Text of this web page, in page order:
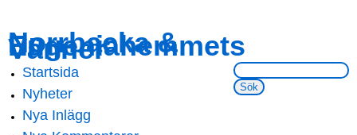
main
content
navigation
Norrbacka &
Eugeniahemmets
Vänner
Sök på webbsidan:
Main menu
Startsida
Nyheter
Nya Inlägg